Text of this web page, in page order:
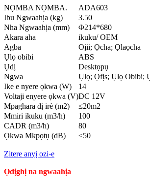
NỌMBA NỌMBA.
ADA603
Ibu Ngwaahịa (kg)
3.50
Nha Ngwaahịa (mm)
Φ214*680
Akara aha
ikuku/ OEM
Agba
Ojii; Ọcha; Ọlaọcha
Ụlọ obibi
ABS
Ụdị
Desktọpụ
Ngwa
Ụlọ; Ọfịs; Ụlọ Obibi;
Ike e nyere ọkwa (W)
14
Voltaji enyere ọkwa (V)DC 12V
Mpaghara dị irè (m2)
≤20m2
Mmiri ikuku (m3/h)
100
CADR (m3/h)
80
Ọkwa Mkpọtụ (dB)
≤50
Zitere anyị ozi-e
Ọdịghị na ngwaahịa